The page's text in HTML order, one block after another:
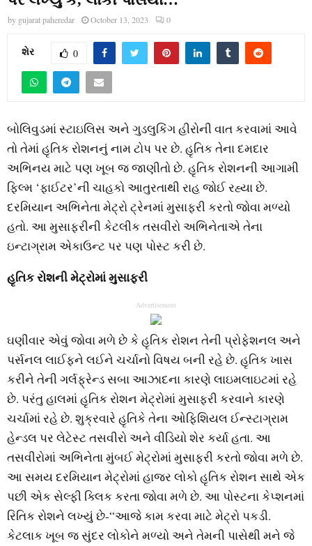
by gujarat paheredar October 13, 2023 0
શેર 0
બોલિવુડમાં સ્ટાઇલિસ અને ગુડલુકિંગ હીરોની વાત કરવામાં આવે
તો તેમાં હૃતિક રોશનનું નામ ટોપ પર છે. હૃતિક તેના દમદાર
અભિનય માટે પણ ખૂબ જ જાણીતો છે. હૃતિક રોશનની આગામી
ફિલ્મ ‘ફાઈટર’ની ચાહકો આતુરતાથી રાહ જોઈ રહ્યા છે.
દરમિયાન અભિનેતા મેટ્રો ટ્રેનમાં મુસાફરી કરતો જોવા મળ્યો
હતો. આ મુસાફરીની કેટલીક તસવીરો અભિનેતાએ તેના
ઇન્ટાગ્રામ એકાઉન્ટ પર પણ પોસ્ટ કરી છે.
હૃતિક રોશની મેટ્રોમાં મુસાફરી
Advertisement
ઘણીવાર એવું જોવા મળે છે કે હૃતિક રોશન તેની પ્રોફેશનલ અને
પર્સનલ લાઈફને લઈને ચર્ચાનો વિષય બની રહે છે. હૃતિક ખાસ
કરીને તેની ગર્લફ્રેન્ડ સબા આઝાદના કારણે લાઇમલાઇટમાં રહે
છે. પરંતુ હાલમાં હૃતિક રોશન મેટ્રોમાં મુસાફરી કરવાને કારણે
ચર્ચામાં રહે છે. શુક્રવારે હૃતિકે તેના ઓફિશિયલ ઈન્સ્ટાગ્રામ
હેન્ડલ પર લેટેસ્ટ તસવીરો અને વીડિયો શેર કર્યા હતા. આ
તસવીરોમાં અભિનેતા મુંબઈ મેટ્રોમાં મુસાફરી કરતો જોવા મળે છે.
આ સમય દરમિયાન મેટ્રોમાં હાજર લોકો હૃતિક રોશન સાથે એક
પછી એક સેલ્ફી ક્લિક કરતા જોવા મળે છે. આ પોસ્ટના કેપ્શનમાં
રિતિક રોશને લખ્યું છે-“આજે કામ કરવા માટે મેટ્રો પકડી.
કેટલાક ખૂબ જ સુંદર લોકોને મળ્યો અને તેમની પાસેથી મને જે